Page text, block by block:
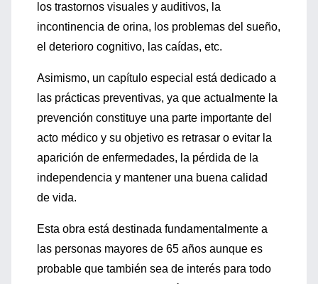
los trastornos visuales y auditivos, la
incontinencia de orina, los problemas del sueño,
el deterioro cognitivo, las caídas, etc.
Asimismo, un capítulo especial está dedicado a
las prácticas preventivas, ya que actualmente la
prevención constituye una parte importante del
acto médico y su objetivo es retrasar o evitar la
aparición de enfermedades, la pérdida de la
independencia y mantener una buena calidad
de vida.
Esta obra está destinada fundamentalmente a
las personas mayores de 65 años aunque es
probable que también sea de interés para todo